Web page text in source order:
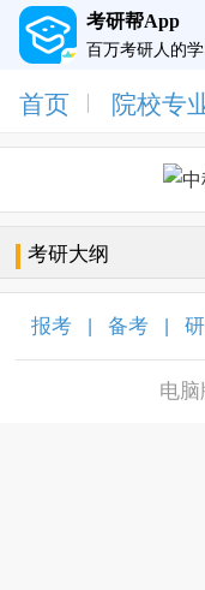
考研帮App
百万考研人的
首页 院校专
考研大纲
报考 备考
电脑